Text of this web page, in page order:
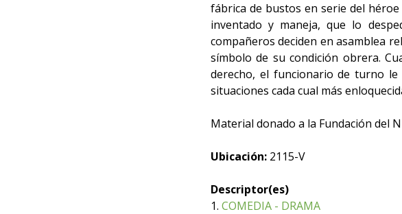
fábrica de bustos en serie del
inventado y maneja, que lo
compañeros deciden en asamblea
símbolo de su condición obrera.
derecho, el funcionario de turno
situaciones cada cual más
Material donado a la Fundación del
Ubicación: 2115-V
Descriptor(es)
1. COMEDIA - DRAMA